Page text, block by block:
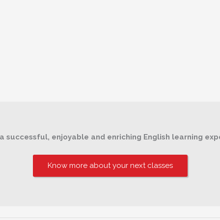
successful, enjoyable and enriching English learning
Know more about your next classes